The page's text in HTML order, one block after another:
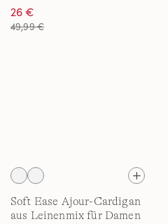
26 €
49,99 €
Soft Ease Ajour-Cardigan
aus Leinenmix für Damen